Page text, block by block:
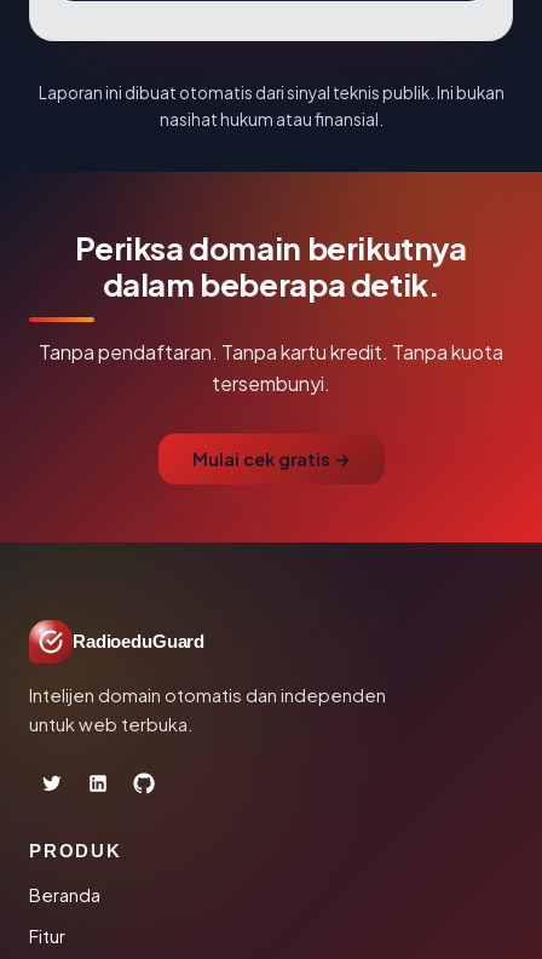
Laporan ini dibuat otomatis dari sinyal teknis publik. Ini bukan
nasihat hukum atau finansial.
Periksa domain berikutnya
dalam beberapa detik.
Tanpa pendaftaran. Tanpa kartu kredit. Tanpa kuota
tersembunyi.
Mulai cek gratis →
RadioeduGuard
Intelijen domain otomatis dan independen
untuk web terbuka.
PRODUK
Beranda
Fitur